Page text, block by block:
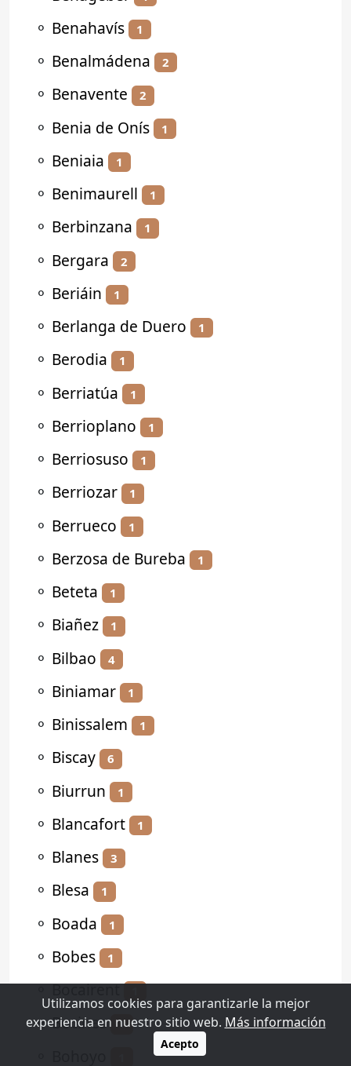
⚬ Benahavís 1
⚬ Benalmádena 2
⚬ Benavente 2
⚬ Benia de Onís 1
⚬ Beniaia 1
⚬ Benimaurell 1
⚬ Berbinzana 1
⚬ Bergara 2
⚬ Beriáin 1
⚬ Berlanga de Duero 1
⚬ Berodia 1
⚬ Berriatúa 1
⚬ Berrioplano 1
⚬ Berriosuso 1
⚬ Berriozar 1
⚬ Berrueco 1
⚬ Berzosa de Bureba 1
⚬ Beteta 1
⚬ Biañez 1
⚬ Bilbao 4
⚬ Biniamar 1
⚬ Binissalem 1
⚬ Biscay 6
⚬ Biurrun 1
⚬ Blancafort 1
⚬ Blanes 3
⚬ Blesa 1
⚬ Boada 1
⚬ Bobes 1
⚬Bocairent
⚬Bocines 1
Utilizamos cookies para garantizarle la mejor
experiencia en nuestro sitio web. Más información
Acepto